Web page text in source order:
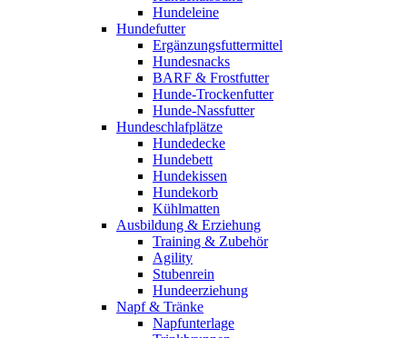
Hundeleine
Hundefutter
Ergänzungsfuttermittel
Hundesnacks
BARF & Frostfutter
Hunde-Trockenfutter
Hunde-Nassfutter
Hundeschlafplätze
Hundedecke
Hundebett
Hundekissen
Hundekorb
Kühlmatten
Ausbildung & Erziehung
Training & Zubehör
Agility
Stubenrein
Hundeerziehung
Napf & Tränke
Napfunterlage